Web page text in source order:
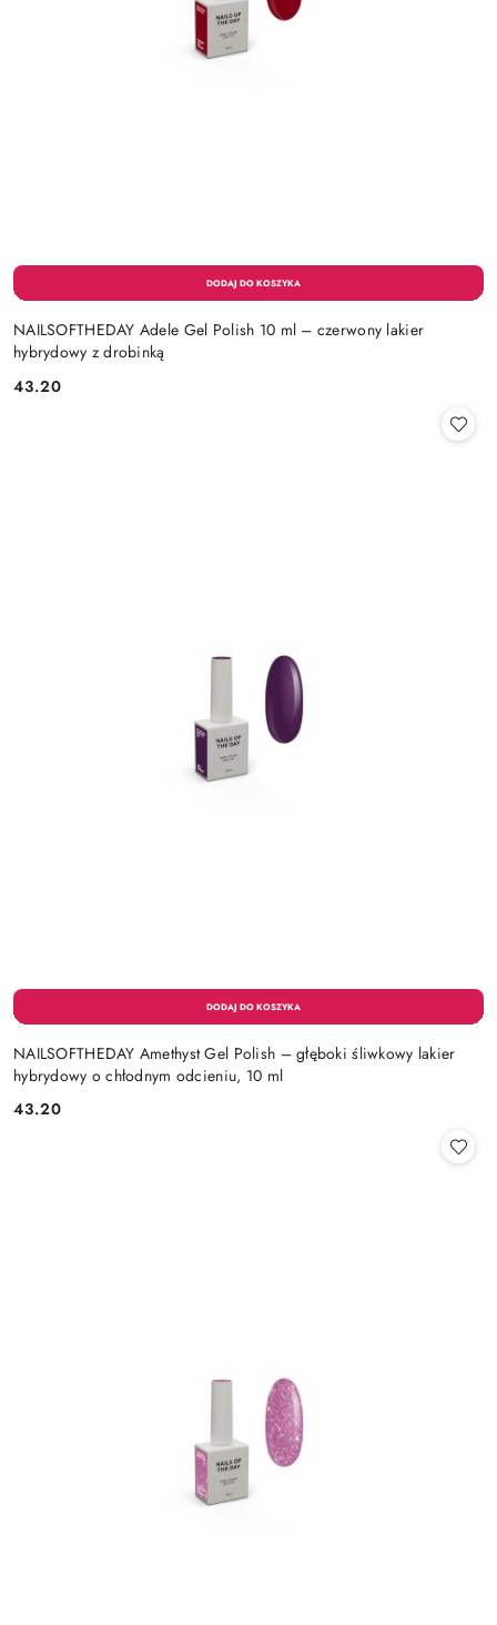
NAILSOFTHEDAY Adele Gel Polish 10 ml – czerwony lakier
hybrydowy z drobinką
Cena:
43.20
NAILSOFTHEDAY Amethyst Gel Polish – głęboki śliwkowy lakier
hybrydowy o chłodnym odcieniu, 10 ml
Cena:
43.20